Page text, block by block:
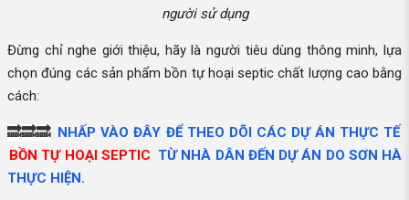
người sử dụng
Đừng chỉ nghe giới thiệu, hãy là người tiêu dùng thông minh, lựa
chọn đúng các sản phẩm bồn tự hoại septic chất lượng cao bằng
cách:
🔜🔜🔜 NHẤP VÀO ĐÂY ĐỂ THEO DÕI CÁC DỰ ÁN THỰC TẾ
BỒN TỰ HOẠI SEPTIC TỪ NHÀ DÂN ĐẾN DỰ ÁN DO SƠN HÀ
THỰC HIỆN.